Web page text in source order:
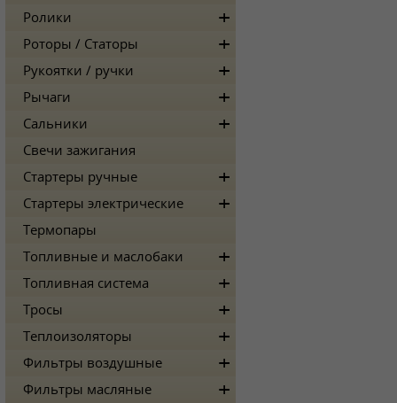
Ролики
Роторы / Статоры
Рукоятки / ручки
Рычаги
Сальники
Свечи зажигания
Стартеры ручные
Стартеры электрические
Термопары
Топливные и маслобаки
Топливная система
Тросы
Теплоизоляторы
Фильтры воздушные
Фильтры масляные